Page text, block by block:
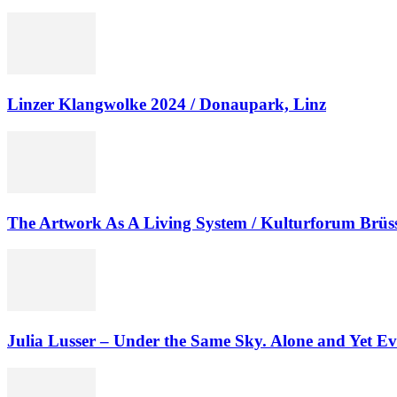
Linzer Klangwolke 2024 / Donaupark, Linz
The Artwork As A Living System / Kulturforum
Julia Lusser – Under the Same Sky. Alone and Yet